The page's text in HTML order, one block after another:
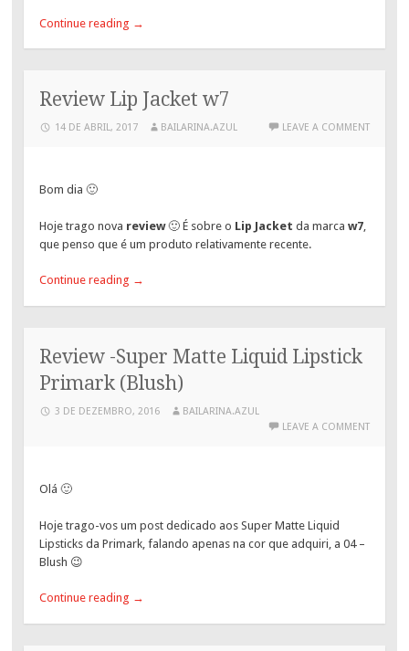
Continue reading →
Review Lip Jacket w7
14 DE ABRIL, 2017 BAILARINA.AZUL LEAVE A COMMENT
Bom dia 🙂
Hoje trago nova review🙂 É sobre o Lip Jacket da marcaw7
que penso que é um produto relativamente recente.
Continue reading →
Review -Super Matte Liquid Lipstick
Primark (Blush)
3 DE DEZEMBRO, 2016
BAILARINA.AZUL
LEAVE A COMMENT
Olá 🙂
Hoje trago-vos um post dedicado aos Super Matte Liquid
Lipsticks da Primark, falando apenas na cor que adquiri, a 04 –
Blush 😉
Continue reading →